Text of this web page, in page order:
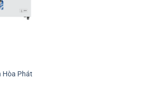
Hòa Phát